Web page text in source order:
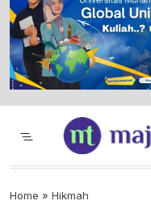
Majelis Tabligh
Syiar
Home » Hikmah